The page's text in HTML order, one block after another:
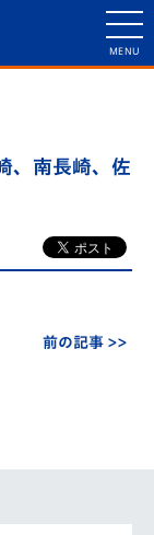
、南長崎、佐
前の記事 >>